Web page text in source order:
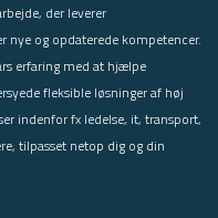
der leverer
nye og opdaterede kompetencer.
erfaring med at hjælpe
fleksible løsninger af høj
indenfor fx ledelse, it, transport,
tilpasset netop dig og din